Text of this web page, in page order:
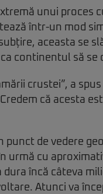
unui proces
într-un mod
aceasta se
continentul să se
crustei”, a
că acesta
punct de vedere
urmă cu
încă câteva
Atunci va